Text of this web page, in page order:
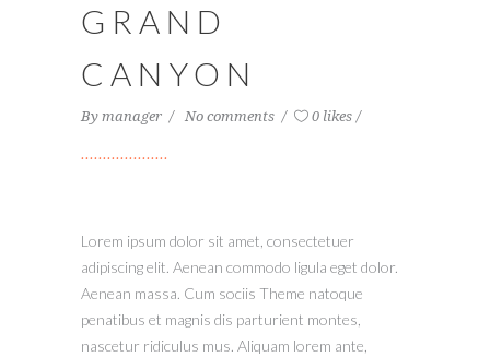
GRAND
CANYON
By manager No comments 0 likes
Lorem ipsum dolor sit amet, consectetuer
adipiscing elit. Aenean commodo ligula eget dolor.
Aenean massa. Cum sociis Theme natoque
penatibus et magnis dis parturient montes,
nascetur ridiculus mus. Aliquam lorem ante,